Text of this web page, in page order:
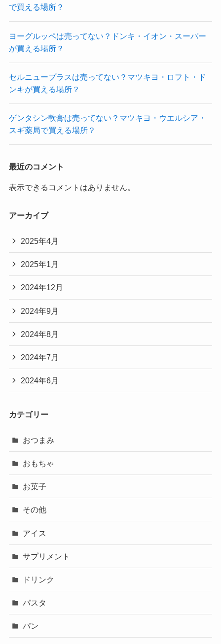
で買える場所？
ヨーグルッペは売ってない？ドンキ・イオン・スーパー
が買える場所？
セルニュープラスは売ってない？マツキヨ・ロフト・ド
ンキが買える場所？
ゲンタシン軟膏は売ってない？マツキヨ・ウエルシア・
スギ薬局で買える場所？
最近のコメント
表示できるコメントはありません。
アーカイブ
2025年4月
2025年1月
2024年12月
2024年9月
2024年8月
2024年7月
2024年6月
カテゴリー
おつまみ
おもちゃ
お菓子
その他
アイス
サプリメント
ドリンク
パスタ
パン